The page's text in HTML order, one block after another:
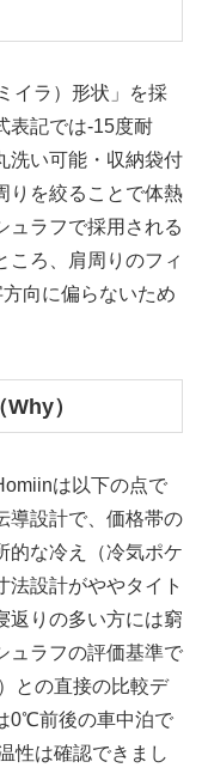
イラ）形状」を採
表記では-15度耐
洗い可能・収納袋付
りを絞ることで体熱
ュラフで採用される
ころ、肩周りのフィ
向に偏らないため
）
は以下の点で
導設計で、価格帯の
的な冷え（冷気ポケ
法設計がややタイト
返りの多い方には窮
ュラフの評価基準で
との直接の比較デ
0℃前後の車中泊で
性は確認できまし